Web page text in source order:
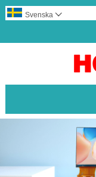
Svenska 